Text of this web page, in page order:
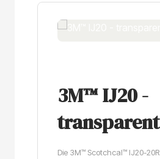
3M™ IJ20 -
transparent
Die 3M™ Scotchcal™ IJ20-20R